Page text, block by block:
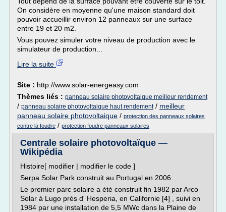
On considère en moyenne qu'une maison standard doit
pouvoir accueillir environ 12 panneaux sur une surface
entre 19 et 20 m2.
Vous pouvez simuler votre niveau de production avec le
simulateur de production...
Lire la suite
Site : http://www.solar-energeasy.com
Thèmes liés : panneau solaire photovoltaique meilleur rendement
/ panneau solaire photovoltaique haut rendement/ meilleur
panneau solaire photovoltaique / protection des panneaux solaires
contre la foudre / protection foudre panneaux solaires
Centrale solaire photovoltaïque —
Wikipédia
Histoire[ modifier | modifier le code ]
Serpa Solar Park construit au Portugal en 2006
Le premier parc solaire a été construit fin 1982 par Arco
Solar à Lugo près d' Hesperia, en Californie [4] , suivi en
1984 par une installation de 5,5 MWc dans la Plaine de